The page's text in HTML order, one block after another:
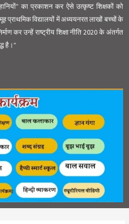
का प्रकाशन कर ऐसे उत्कृष्ट शिक्षकों को
प्राथमिक विद्यालयों में अध्ययनरत लाखों बच्चों के
कर उन्हें राष्ट्रीय शिक्षा नीति 2020 के अंतर्गत
है।”